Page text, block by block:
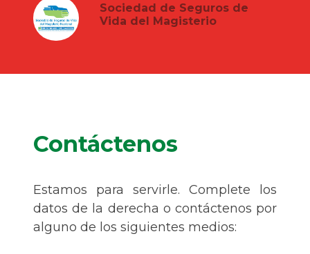
Sociedad de Seguros de
Vida del Magisterio
Contáctenos
Estamos para servirle. Complete los
datos de la derecha o contáctenos por
alguno de los siguientes medios: